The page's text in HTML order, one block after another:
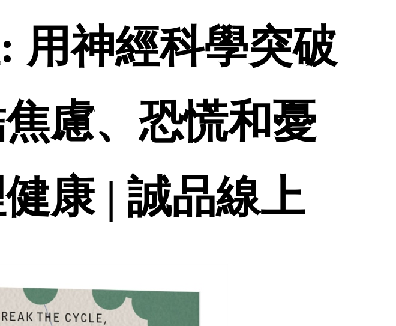
用神經科學突破
慮、恐慌和憂
康 | 誠品線上